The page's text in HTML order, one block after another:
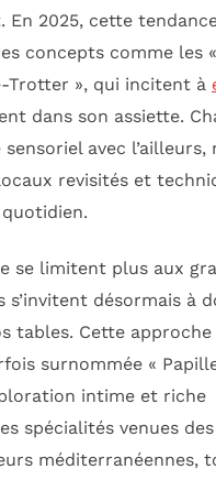
2025, cette tendance
concepts comme les
Trotter », qui incitent à
dans son assiette.
avec l’ailleurs,
revisités et
se limitent plus aux
désormais à
tables. Cette approche
surnommée «
intime et riche
spécialités venues
méditerranéennes,